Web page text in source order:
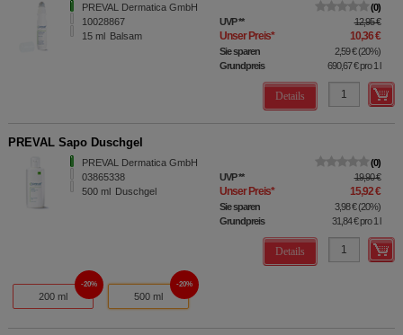
PREVAL Dermatica GmbH
10028867
15 ml Balsam
0
UVP** 12,95 €
Unser Preis* 10,36 €
Sie sparen 2,59 €(20%)
Grundpreis
690,67 €pro 1 l
Details
PREVAL Sapo Duschgel
PREVAL Dermatica GmbH
03865338
500 ml Duschgel
0
UVP** 19,90 €
Unser Preis* 15,92 €
Sie sparen 3,98 €(20%)
Grundpreis
31,84 €pro 1 l
Details
200 ml
20%
500 ml
20%